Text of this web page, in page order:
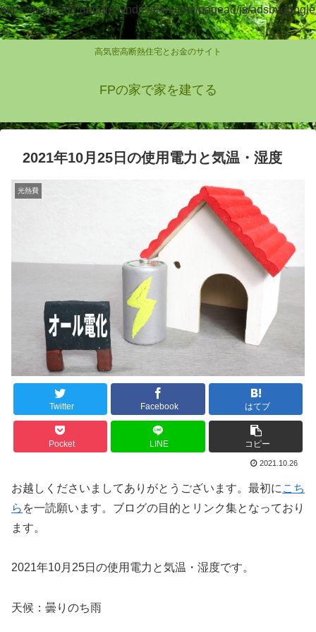
https://pagead2.googlesyndication.com/pagead/js/adsbygoogle
.js
高気密高断熱住宅とお金のサイト
FPの家で家を建てる
2021年10月25日の使用電力と気温・湿度
光熱費
Twitter Facebook はてブ
Pocket LINE コピー
2021.10.26
お越しくださいましてありがとうございます。最初に こち
ら を一読願います。ブログの目的とリンク集となっており
ます。
2021年10月25日の使用電力と気温・湿度です。
天候：曇りのち雨